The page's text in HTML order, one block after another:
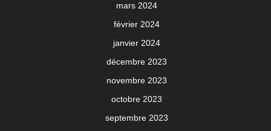
mars 2024
février 2024
janvier 2024
décembre 2023
novembre 2023
octobre 2023
septembre 2023